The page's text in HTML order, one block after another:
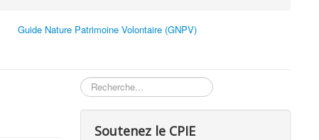
Guide Nature Patrimoine Volontaire (GNPV)
Rechercher
Soutenez le CPIE